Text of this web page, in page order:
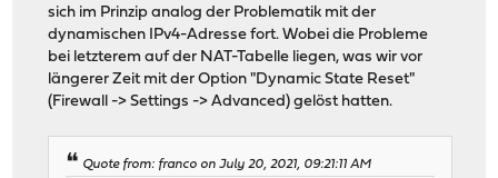
sich im Prinzip analog der Problematik mit der
dynamischen IPv4-Adresse fort. Wobei die Probleme
bei letzterem auf der NAT-Tabelle liegen, was wir vor
längerer Zeit mit der Option "Dynamic State Reset"
(Firewall -> Settings -> Advanced) gelöst hatten.
Quote from: franco on July 20, 2021, 09:21:11 AM